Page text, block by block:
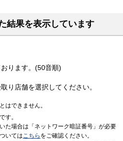
結果を表示しています
ります。(50音順)
り店舗を選択してください。
はできません。
す。
た場合は「ネットワーク暗証番号」が必要
いてはこちら をご確認ください。